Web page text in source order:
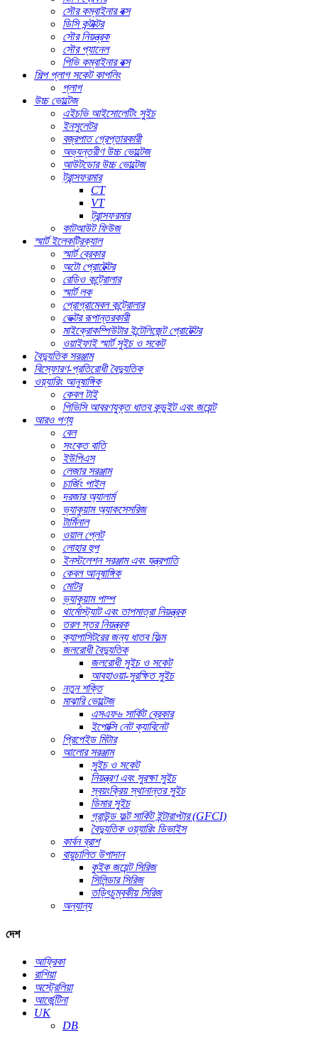
সৌর কম্বাইনার বক্স
ডিসি কন্টাক্টর
সৌর নিয়ন্ত্রক
সৌর প্যানেল
পিভি কম্বাইনার বক্স
শিল্প প্লাগ সকেট কাপলিং
প্লাগ
উচ্চ ভোল্টেজ
এইচভি আইসোলেটিং সুইচ
ইনসুলেটর
বজ্রপাত গ্রেপ্তারকারী
অভ্যন্তরীণ উচ্চ ভোল্টেজ
আউটডোর উচ্চ ভোল্টেজ
ট্রান্সফরমার
CT
VT
ট্রান্সফরমার
কাটআউট ফিউজ
স্মার্ট ইলেকট্রিক্যাল
স্মার্ট ব্রেকার
অটো প্রোটেক্টর
রেডিও কন্ট্রোলার
স্মার্ট লক
প্রোগ্রামেবল কন্ট্রোলার
ভেক্টর রূপান্তরকারী
মাইক্রোকম্পিউটার ইন্টেলিজেন্ট প্রোটেক্টর
ওয়াইফাই স্মার্ট সুইচ ও সকেট
বৈদ্যুতিক সরঞ্জাম
বিস্ফোরণ-প্রতিরোধী বৈদ্যুতিক
ওয়্যারিং আনুষাঙ্গিক
কেবল টাই
পিভিসি আবরণযুক্ত ধাতব কন্ডুইট এবং জয়েন্ট
আরও পণ্য
বেল
সংকেত বাতি
ইউপিএস
লেজার সরঞ্জাম
চার্জিং পাইল
দরজার অ্যালার্ম
ভ্যাকুয়াম অ্যাকসেসরিজ
টার্মিনাল
ওয়াল প্লেট
লোহার হুপ
ইনস্টলেশন সরঞ্জাম এবং যন্ত্রপাতি
কেবল আনুষাঙ্গিক
মোটর
ভ্যাকুয়াম পাম্প
থার্মোস্ট্যাট এবং তাপমাত্রা নিয়ন্ত্রক
তরল স্তর নিয়ন্ত্রক
ক্যাপাসিটরের জন্য ধাতব ফিল্ম
জলরোধী বৈদ্যুতিক
জলরোধী সুইচ ও সকেট
আবহাওয়া-সুরক্ষিত সুইচ
নতুন শক্তি
মাঝারি ভোল্টেজ
এসএফ৬ সার্কিট ব্রেকার
ইপোক্সি নেট ক্যাবিনেট
প্রিপেইড মিটার
আলোর সরঞ্জাম
সুইচ ও সকেট
নিয়ন্ত্রণ এবং সুরক্ষা সুইচ
স্বয়ংক্রিয় স্থানান্তর সুইচ
ডিমার সুইচ
গ্রাউন্ড ফল্ট সার্কিট ইন্টারাপ্টার (GFCI)
বৈদ্যুতিক ওয়্যারিং ডিভাইস
কার্বন ব্রাশ
বায়ুচালিত উপাদান
কুইক জয়েন্ট সিরিজ
সিলিন্ডার সিরিজ
তড়িৎচুম্বকীয় সিরিজ
অন্যান্য
দেশ
আফ্রিকা
রাশিয়া
অস্ট্রেলিয়া
আর্জেন্টিনা
UK
DB